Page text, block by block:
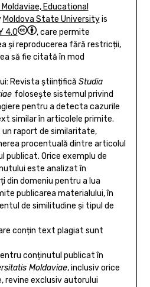
Educational
Moldova State Universityis
4.0
, care permite
și reproducerea fără restricții,
să fie citată în mod
Revista științifică Studia
folosește sistemul privind
pentru a detecta cazurile
similar în articolele primite.
raport de similaritate,
procentuală dintre articolul
publicat. Orice exemplu de
este analizat în
din domeniu pentru a lua
publicarea materialului, în
de similitudine și tipul de
conțin text plagiat sunt
conținutul publicat în
Moldaviae, inclusiv orice
revine exclusiv autorului